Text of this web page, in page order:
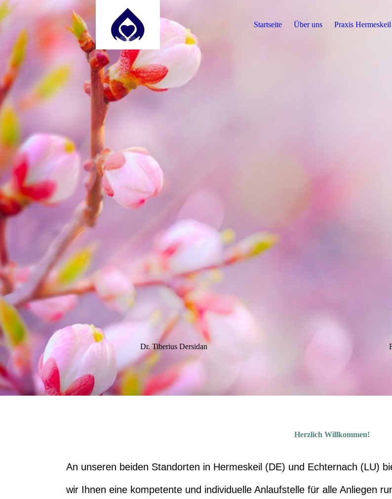
Startseite Über uns Praxis Hermeskeil
Dr. Tiberius Dersidan Facharzt für
Herzlich Willkommen!
An unseren beiden Standorten in Hermeskeil (DE) und Echternach (LU)
wir Ihnen eine kompetente und individuelle Anlaufstelle für alle Anliegen